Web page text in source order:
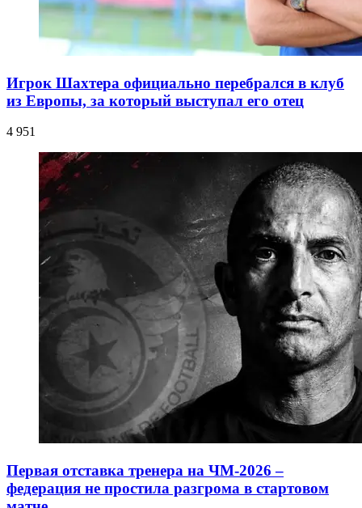
Игрок Шахтера официально перебрался в клуб
из Европы, за который выступал его отец
4 951
Первая отставка тренера на ЧМ-2026 –
федерация не простила разгрома в стартовом